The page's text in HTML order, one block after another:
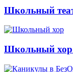
Школьный
Школьный хор